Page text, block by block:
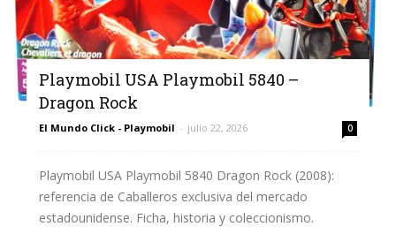
Playmobil USA Playmobil 5840 –
Dragon Rock
El Mundo Click - Playmobil - julio 22, 2026 0
Playmobil USA Playmobil 5840 Dragon Rock (2008):
referencia de Caballeros exclusiva del mercado
estadounidense. Ficha, historia y coleccionismo.